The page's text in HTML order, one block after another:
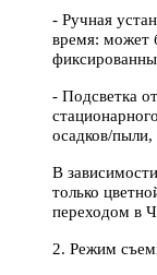
- Ручная
время: может
- Подсветка
осадков/
В
только
переходом в
2. Режим